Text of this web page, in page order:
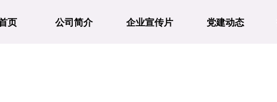
页 公司简介 企业宣传片 党建动态